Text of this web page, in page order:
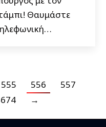
Θαυμάστε
555 556
557
→